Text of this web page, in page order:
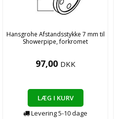
Hansgrohe Afstandsstykke 7 mm til
Showerpipe, forkromet
97,00 DKK
LÆG I KURV
Levering5-10dage